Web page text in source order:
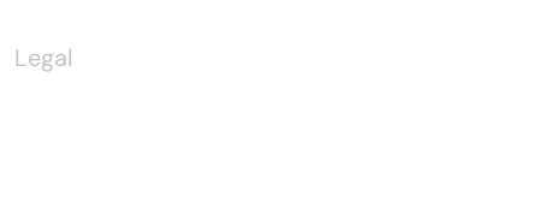
Legal